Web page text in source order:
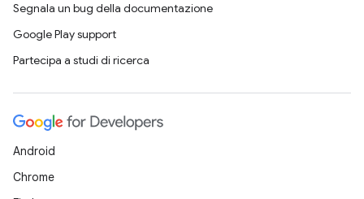
Segnala un bug della documentazione
Google Play support
Partecipa a studi di ricerca
Android
Chrome